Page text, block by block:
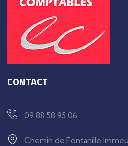
CONTACT
09 88 58 95 06
Chemin de Fontanille